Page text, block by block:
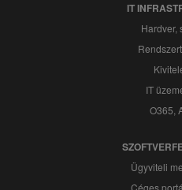
IT
Hardver,
IT
O365,
Ügyviteli
Céges